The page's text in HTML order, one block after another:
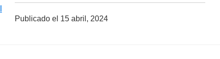
a
Publicado el 15 abril, 2024